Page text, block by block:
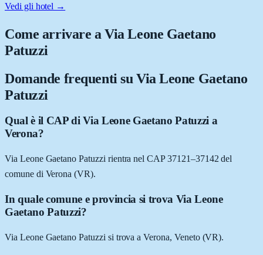
Vedi gli hotel →
Come arrivare aVia Leone Gaetano
Patuzzi
Domande frequenti su Via Leone Gaetano
Patuzzi
Qual è il CAP di Via Leone Gaetano Patuzzi a
Verona?
Via Leone Gaetano Patuzzi rientra nel CAP 37121–37142 del
comune di Verona (VR).
In quale comune e provincia si trova Via Leone
Gaetano Patuzzi?
Via Leone Gaetano Patuzzi si trova a Verona, Veneto (VR).